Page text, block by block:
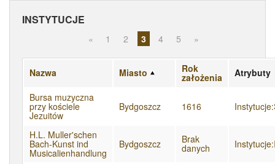
AKTUALNOŚCI
WYDARZENIA
PUBLIKACJE
INSTYTUCJE
« 1 2 3 4 5 »
Nazwa Miasto Rok
założenia
Atrybuty
Bursa muzyczna
przy kościele
Jezuitów
Bydgoszcz 1616
H.L. Muller'schen
Bach-Kunst ind
Musicalienhandlung
Bydgoszcz Brak
danych